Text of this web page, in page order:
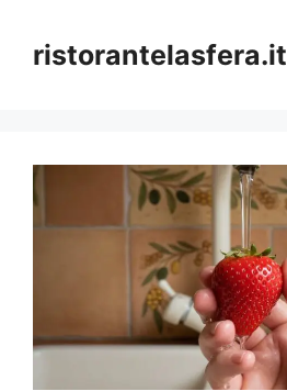
contentristorantelasfera.it